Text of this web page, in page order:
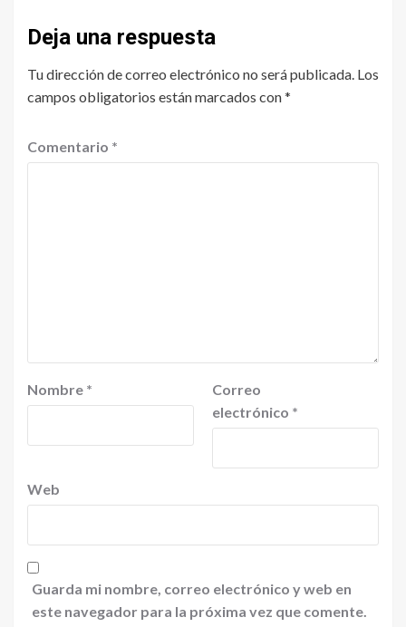
Deja una respuesta
Tu dirección de correo electrónico no será publicada. Los
campos obligatorios están marcados con*
Comentario *
Nombre *
Correo
electrónico *
Web
Guarda mi nombre, correo electrónico y web en
este navegador para la próxima vez que comente.